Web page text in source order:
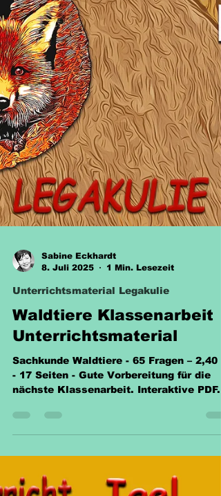
Sabine Eckhardt
Unterrichtsmaterial Legakulie
Waldtiere Klassenarbeit
Unterrichtsmaterial
- 17 Seiten - Gute Vorbereitung für die
nächste Klassenarbeit. Interaktive PDF.